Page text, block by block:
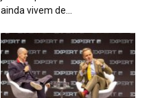
ainda vivem de...